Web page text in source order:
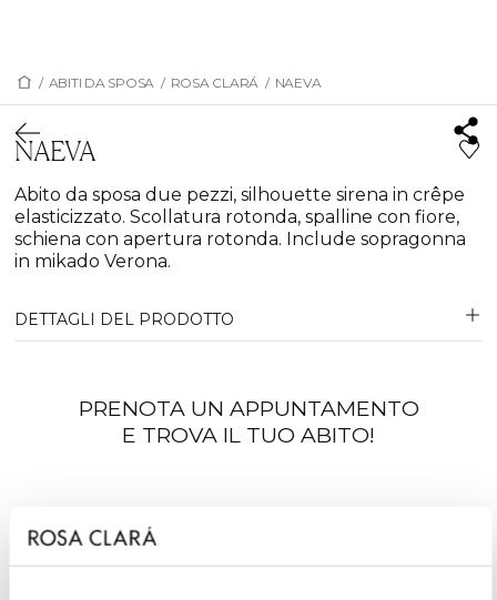
/ ABITI DA SPOSA / ROSA CLARÁ / NAEVA
NAEVA
Abito da sposa due pezzi, silhouette sirena in crêpe
elasticizzato. Scollatura rotonda, spalline con fiore,
schiena con apertura rotonda. Include sopragonna
in mikado Verona.
DETTAGLI DEL PRODOTTO
PRENOTA UN APPUNTAMENTO
E TROVA IL TUO ABITO!